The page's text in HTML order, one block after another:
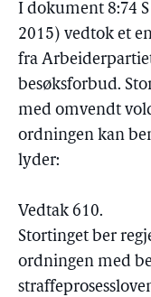
I dokument 8:74
2015) vedtok et
fra
besøksforbud.
med omvendt
ordningen kan
lyder:
Vedtak 610.
Stortinget ber
ordningen med